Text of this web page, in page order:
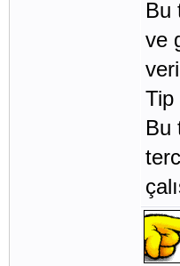
Bu
ve
Tip
Bu